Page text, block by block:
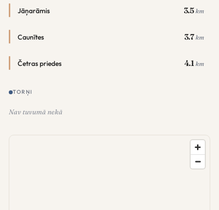
Jāņarāmis 3.5 km
Caunītes 3.7 km
Četras priedes 4.1 km
TORŅI
Nav tuvumā nekā